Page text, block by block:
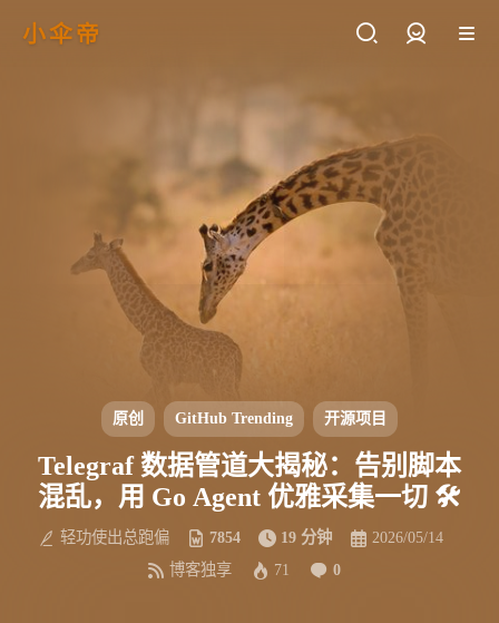
小伞帝
原创 GitHub Trending 开源项目
Telegraf 数据管道大揭秘：告别脚本
混乱，用 Go Agent 优雅采集一切 🛠️
轻功使出总跑偏 7854 19 分钟
2026/05/14
博客独享
71 0